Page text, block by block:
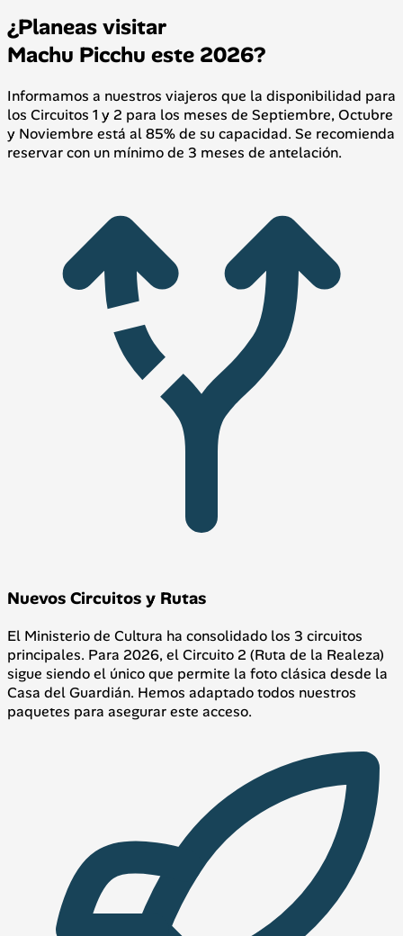
¿Planeas visitar
Machu Picchu este 2026?
Informamos a nuestros viajeros que la disponibilidad para
los Circuitos 1 y 2 para los meses de Septiembre, Octubre
y Noviembre está al 85% de su capacidad. Se recomienda
reservar con un mínimo de 3 meses de antelación.
Nuevos Circuitos y Rutas
El Ministerio de Cultura ha consolidado los 3 circuitos
principales. Para 2026, el Circuito 2 (Ruta de la Realeza)
sigue siendo el único que permite la foto clásica desde la
Casa del Guardián. Hemos adaptado todos nuestros
paquetes para asegurar este acceso.